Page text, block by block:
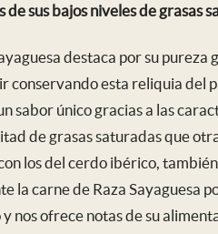
sus bajos niveles de grasas
destaca por su pureza
conservando esta reliquia del
sabor único gracias a las
de grasas saturadas que
los del cerdo ibérico,
la carne de Raza Sayaguesa
nos ofrece notas de su